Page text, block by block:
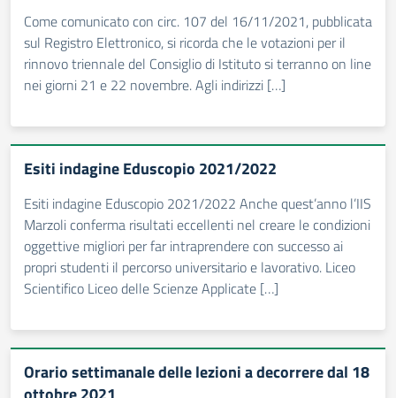
Come comunicato con circ. 107 del 16/11/2021, pubblicata
sul Registro Elettronico, si ricorda che le votazioni per il
rinnovo triennale del Consiglio di Istituto si terranno on line
nei giorni 21 e 22 novembre. Agli indirizzi […]
Esiti indagine Eduscopio 2021/2022
Esiti indagine Eduscopio 2021/2022 Anche quest’anno l’IIS
Marzoli conferma risultati eccellenti nel creare le condizioni
oggettive migliori per far intraprendere con successo ai
propri studenti il percorso universitario e lavorativo. Liceo
Scientifico Liceo delle Scienze Applicate […]
Orario settimanale delle lezioni a decorrere dal 18